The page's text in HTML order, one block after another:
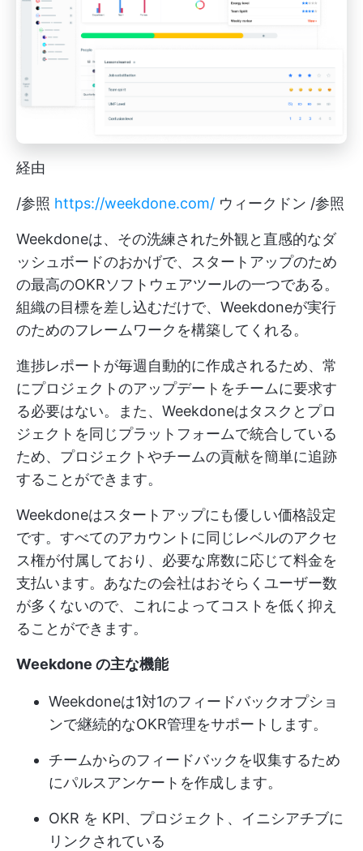
経由
/参照 https://weekdone.com/ ウィークドン /参照
Weekdoneは、その洗練された外観と直感的なダ
ッシュボードのおかげで、スタートアップのため
の最高のOKRソフトウェアツールの一つである。
組織の目標を差し込むだけで、Weekdoneが実行
のためのフレームワークを構築してくれる。
進捗レポートが毎週自動的に作成されるため、常
にプロジェクトのアップデートをチームに要求す
る必要はない。また、Weekdoneはタスクとプロ
ジェクトを同じプラットフォームで統合している
ため、プロジェクトやチームの貢献を簡単に追跡
することができます。
Weekdoneはスタートアップにも優しい価格設定
です。すべてのアカウントに同じレベルのアクセ
ス権が付属しており、必要な席数に応じて料金を
支払います。あなたの会社はおそらくユーザー数
が多くないので、これによってコストを低く抑え
ることができます。
Weekdone の主な機能
Weekdoneは1対1のフィードバックオプショ
ンで継続的なOKR管理をサポートします。
チームからのフィードバックを収集するため
にパルスアンケートを作成します。
OKR を KPI、プロジェクト、イニシアチブに
リンクされている